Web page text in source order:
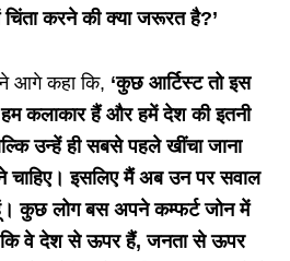
करने की क्या जरूरत है?’
आगे कहा कि, ‘कुछ आर्टिस्ट तो इस
कलाकार हैं और हमें देश की इतनी
उन्हें ही सबसे पहले खींचा जाना
चाहिए। इसलिए मैं अब उन पर सवाल
कुछ लोग बस अपने कम्फर्ट जोन में
वे देश से ऊपर हैं,जनता से ऊपर